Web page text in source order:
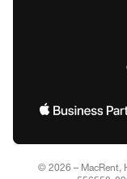
© 2026 – MacRent,